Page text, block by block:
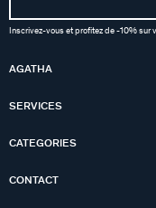
Inscrivez-vous et profitez de -10% sur
AGATHA
SERVICES
CATEGORIES
CONTACT